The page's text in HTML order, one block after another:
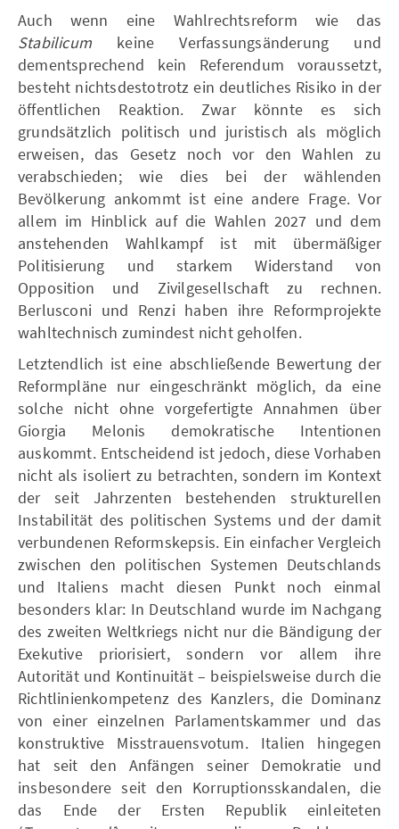
Auch wenn eine Wahlrechtsreform wie das
Stabilicum keine Verfassungsänderung und
dementsprechend kein Referendum voraussetzt,
besteht nichtsdestotrotz ein deutliches Risiko in der
öffentlichen Reaktion. Zwar könnte es sich
grundsätzlich politisch und juristisch als möglich
erweisen, das Gesetz noch vor den Wahlen zu
verabschieden; wie dies bei der wählenden
Bevölkerung ankommt ist eine andere Frage. Vor
allem im Hinblick auf die Wahlen 2027 und dem
anstehenden Wahlkampf ist mit übermäßiger
Politisierung und starkem Widerstand von
Opposition und Zivilgesellschaft zu rechnen.
Berlusconi und Renzi haben ihre Reformprojekte
wahltechnisch zumindest nicht geholfen.
Letztendlich ist eine abschließende Bewertung der
Reformpläne nur eingeschränkt möglich, da eine
solche nicht ohne vorgefertigte Annahmen über
Giorgia Melonis demokratische Intentionen
auskommt. Entscheidend ist jedoch, diese Vorhaben
nicht als isoliert zu betrachten, sondern im Kontext
der seit Jahrzenten bestehenden strukturellen
Instabilität des politischen Systems und der damit
verbundenen Reformskepsis. Ein einfacher Vergleich
zwischen den politischen Systemen Deutschlands
und Italiens macht diesen Punkt noch einmal
besonders klar: In Deutschland wurde im Nachgang
des zweiten Weltkriegs nicht nur die Bändigung der
Exekutive priorisiert, sondern vor allem ihre
Autorität und Kontinuität – beispielsweise durch die
Richtlinienkompetenz des Kanzlers, die Dominanz
von einer einzelnen Parlamentskammer und das
konstruktive Misstrauensvotum. Italien hingegen
hat seit den Anfängen seiner Demokratie und
insbesondere seit den Korruptionsskandalen, die
das Ende der Ersten Republik einleiteten